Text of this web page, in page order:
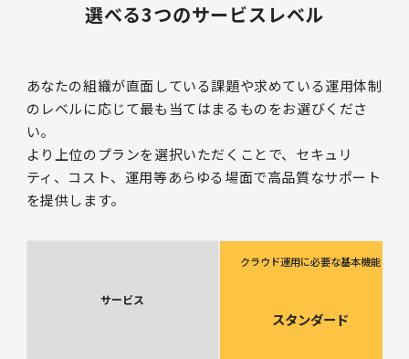
選べる3つのサービスレベル
あなたの組織が直面している課題や求めている運用体制
のレベルに応じて最も当てはまるものをお選びくださ
い。
より上位のプランを選択いただくことで、セキュリ
ティ、コスト、運用等あらゆる場面で高品質なサポート
を提供します。
サービス
クラウド運用に必要な基本機能
スタンダード